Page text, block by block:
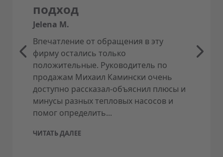
подход
Jelena M.
Впечатление от обращения в эту
фирму остались только
положительные. Руководитель по
продажам Михаил Камински очень
доступно рассказал-объяснил плюсы и
минусы разных тепловых насосов и
помог определить...
ЧИТАТЬ ДАЛЕЕ